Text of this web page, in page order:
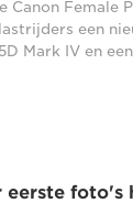
Canon
een
Mark IV en
eerste